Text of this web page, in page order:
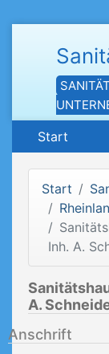
Start
Start
Inh. A.
A.
Anschrift